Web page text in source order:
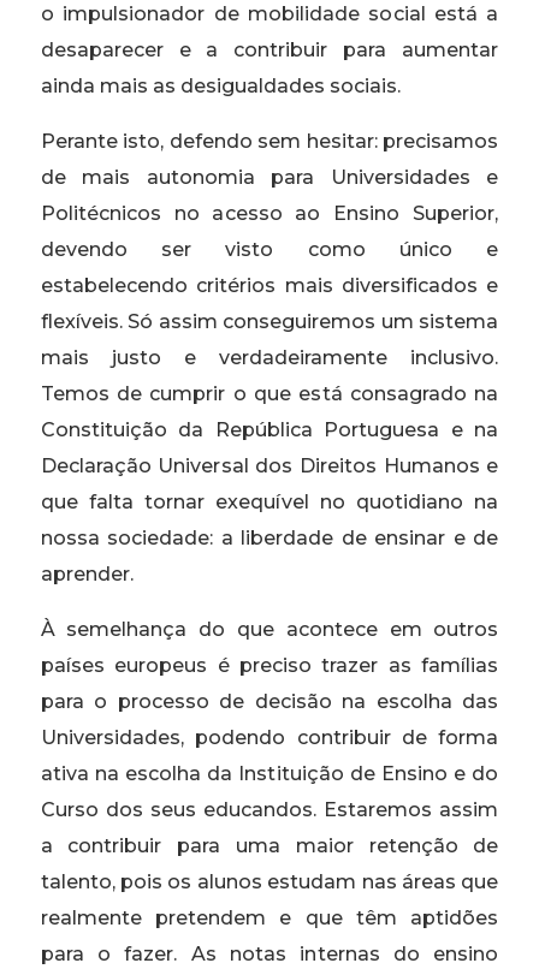
o impulsionador de mobilidade social está a
desaparecer e a contribuir para aumentar
ainda mais as desigualdades sociais.
Perante isto, defendo sem hesitar: precisamos
de mais autonomia para Universidades e
Politécnicos no acesso ao Ensino Superior,
devendo ser visto como único e
estabelecendo critérios mais diversificados e
flexíveis. Só assim conseguiremos um sistema
mais justo e verdadeiramente inclusivo.
Temos de cumprir o que está consagrado na
Constituição da República Portuguesa e na
Declaração Universal dos Direitos Humanos e
que falta tornar exequível no quotidiano na
nossa sociedade: a liberdade de ensinar e de
aprender.
À semelhança do que acontece em outros
países europeus é preciso trazer as famílias
para o processo de decisão na escolha das
Universidades, podendo contribuir de forma
ativa na escolha da Instituição de Ensino e do
Curso dos seus educandos. Estaremos assim
a contribuir para uma maior retenção de
talento, pois os alunos estudam nas áreas que
realmente pretendem e que têm aptidões
para o fazer. As notas internas do ensino